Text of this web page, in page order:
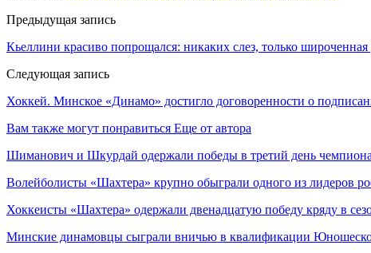
Предыдущая запись
Кьеллини красиво попрощался: никаких слез, только
Следующая запись
Хоккей. Минское «Динамо» достигло договоренности о
Вам также могут понравиться Еще от автора
Шиманович и Шкурдай одержали победы в третий день
Волейболисты «Шахтера» крупно обыграли одного из лидеров
Хоккеисты «Шахтера» одержали двенадцатую победу кряду в
Минские динамовцы сыграли вничью в квалификации